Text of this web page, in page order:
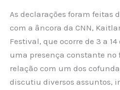
As declarações foram feitas
com a âncora da CNN,
Festival, que ocorre de 3 a
uma presença constante no
relação com um dos
discutiu diversos assuntos,